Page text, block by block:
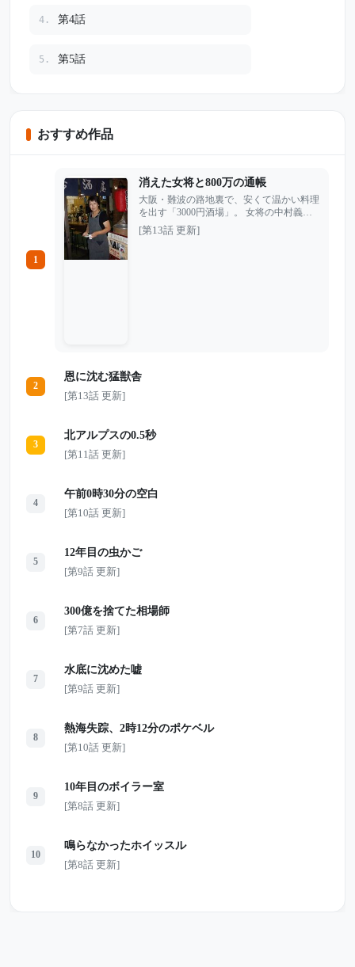
4. 第4話
5. 第5話
おすすめ作品
1
消えた女将と800万の通帳
大阪・難波の路地裏で、安くて温かい料理
を出す「3000円酒場」。 女将の中村義子
は、うどん屋から店を立て直し、常連たち
に愛される繁盛店を作り上げた。だがその
方、夫と並んで歩く姿を最後に忽然と姿を
秋。大阪から遠く離れた埼玉の荒れ地で、
止まっていた時間が突然動き出す――。
[第13話 更新]
2
恩に沈む猛獣舎
[第13話 更新]
3
北アルプスの0.5秒
[第11話 更新]
4
午前0時30分の空白
[第10話 更新]
5
12年目の虫かご
[第9話 更新]
6
300億を捨てた相場師
[第7話 更新]
7
水底に沈めた嘘
[第9話 更新]
8
熱海失踪、2時12分のポケベル
[第10話 更新]
9
10年目のボイラー室
[第8話 更新]
10
鳴らなかったホイッスル
[第8話 更新]